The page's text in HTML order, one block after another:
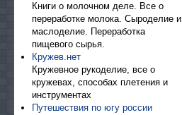
Книги о молочном деле. Все о
переработке молока. Сыроделие и
маслоделие. Переработка
пищевого сырья.
Кружев.нет
Кружевное рукоделие, все о
кружевах, способах плетения и
инструментах
Путешествия по югу россии